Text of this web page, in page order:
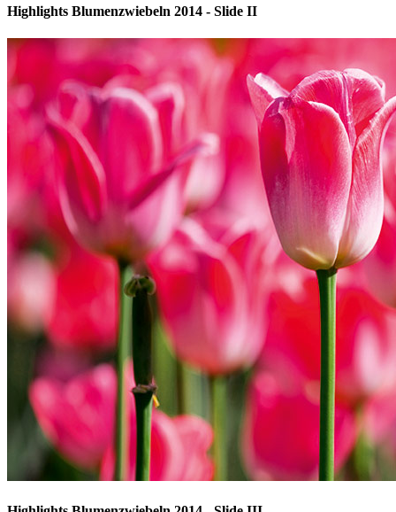
Highlights Blumenzwiebeln 2014 - Slide II